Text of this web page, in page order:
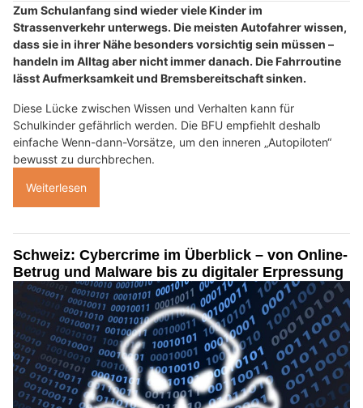
Zum Schulanfang sind wieder viele Kinder im
Strassenverkehr unterwegs. Die meisten Autofahrer wissen,
dass sie in ihrer Nähe besonders vorsichtig sein müssen –
handeln im Alltag aber nicht immer danach. Die Fahrroutine
lässt Aufmerksamkeit und Bremsbereitschaft sinken.
Diese Lücke zwischen Wissen und Verhalten kann für
Schulkinder gefährlich werden. Die BFU empfiehlt deshalb
einfache Wenn-dann-Vorsätze, um den inneren „Autopiloten“
bewusst zu durchbrechen.
Weiterlesen
Schweiz: Cybercrime im Überblick – von Online-
Betrug und Malware bis zu digitaler Erpressung